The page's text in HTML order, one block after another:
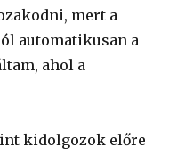
mert a
automatikusan a
ahol a
kidolgozok előre